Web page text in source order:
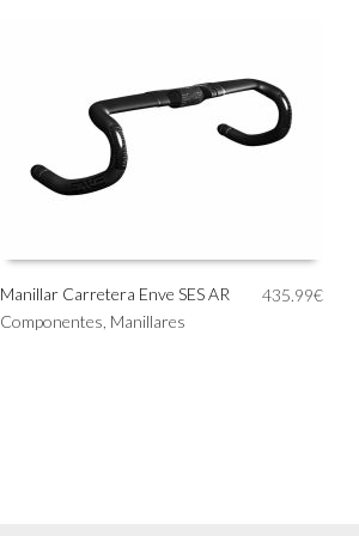
SELECCIONAR OPCIONES
Este
Manillar Carretera Enve SES AR
Componentes Manillares
435.99€